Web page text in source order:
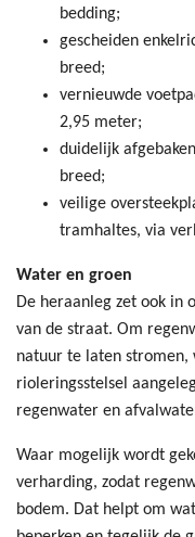
bedding;
gescheiden
breed;
vernieuwde
2,95 meter;
duidelijk
breed;
veilige
tramhaltes, via
Water en groen
De heraanleg zet ook in
van de straat. Om
natuur te laten stromen,
rioleringsstelsel
regenwater en
Waar mogelijk wordt
verharding, zodat
bodem. Dat helpt om